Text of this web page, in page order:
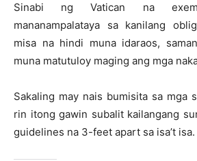
Sinabi ng Vatican na
mananampalataya sa kanilang
misa na hindi muna idaraos,
muna matutuloy maging ang mga
Sakaling may nais bumisita sa mga
rin itong gawin subalit kailangang
guidelines na 3-feet apart sa isa’t isa.